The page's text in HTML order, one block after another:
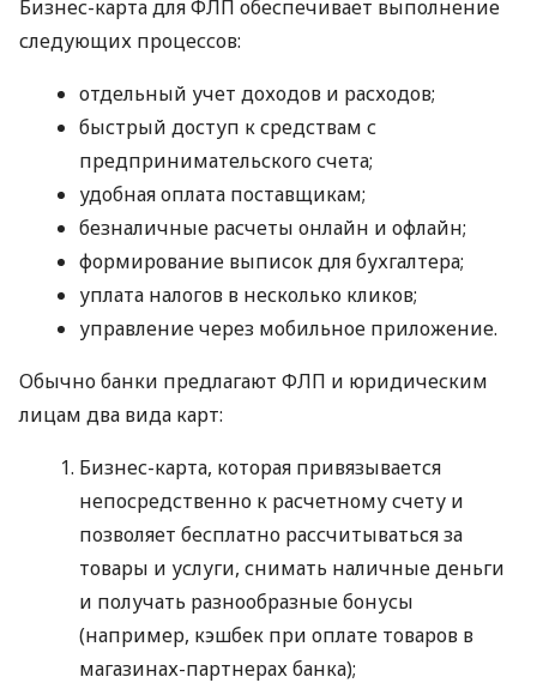
Бизнес-карта для ФЛП обеспечивает выполнение
следующих процессов:
отдельный учет доходов и расходов;
быстрый доступ к средствам с
предпринимательского счета;
удобная оплата поставщикам;
безналичные расчеты онлайн и офлайн;
формирование выписок для бухгалтера;
уплата налогов в несколько кликов;
управление через мобильное приложение.
Обычно банки предлагают ФЛП и юридическим
лицам два вида карт:
Бизнес-карта, которая привязывается
непосредственно к расчетному счету и
позволяет бесплатно рассчитываться за
товары и услуги, снимать наличные деньги
и получать разнообразные бонусы
(например, кэшбек при оплате товаров в
магазинах-партнерах банка);